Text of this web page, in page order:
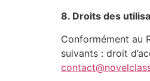
8. Droits des
Conformément au
suivants : droit